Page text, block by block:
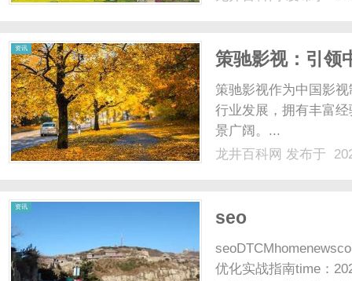
资讯
策驰影视：引领
策驰影视作为中国影
行业发展，拥有丰富
景广阔。...
龙井百科网 发布于
资讯
seo
优化实战指南time：